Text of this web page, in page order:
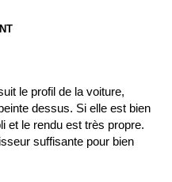
le profil de la voiture,
dessus. Si elle est bien
et le rendu est très propre.
suffisante pour bien